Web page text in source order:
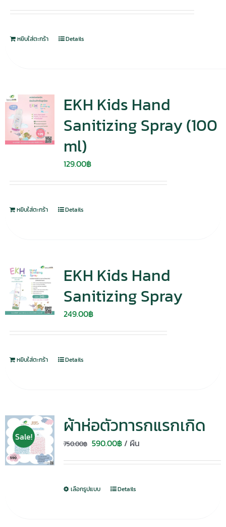
หยิบใส่ตะกร้า Details
EKH Kids Hand
Sanitizing Spray (100
ml)
129.00฿
หยิบใส่ตะกร้า Details
EKH Kids Hand
Sanitizing Spray
249.00฿
หยิบใส่ตะกร้า Details
Sale! ผ้าห่อตัวทารกแรกเกิด
750.00฿ Original
750.00฿.
590.00฿Current
590.00฿.
/ ผืน
เลือกรูปแบบ Details